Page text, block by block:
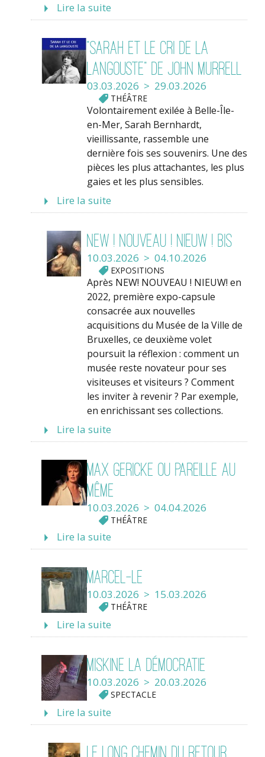
Lire la suite
"Sarah et le cri de la
Langouste" de John Murrell
03.03.2026 > 29.03.2026
THÉÂTRE
Volontairement exilée à Belle-Île-
en-Mer, Sarah Bernhardt,
vieillissante, rassemble une
dernière fois ses souvenirs. Une des
pièces les plus attachantes, les plus
gaies et les plus sensibles.
Lire la suite
NEW ! NOUVEAU ! NIEUW ! bis
10.03.2026 > 04.10.2026
EXPOSITIONS
Après NEW! NOUVEAU ! NIEUW! en
2022, première expo-capsule
consacrée aux nouvelles
acquisitions du Musée de la Ville de
Bruxelles, ce deuxième volet
poursuit la réflexion : comment un
musée reste novateur pour ses
visiteuses et visiteurs ? Comment
les inviter à revenir ? Par exemple,
en enrichissant ses collections.
Lire la suite
Max Gericke ou pareille au
même
10.03.2026 > 04.04.2026
THÉÂTRE
Lire la suite
Marcel-le
10.03.2026 > 15.03.2026
THÉÂTRE
Lire la suite
Miskine la démocratie
10.03.2026 > 20.03.2026
SPECTACLE
Lire la suite
Le Long Chemin du retour